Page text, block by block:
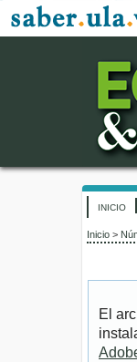
INICIO
Inicio >
El